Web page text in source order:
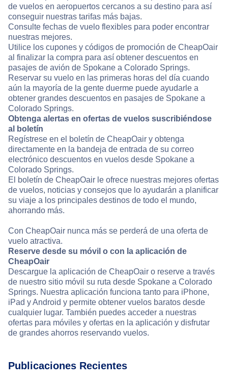
de vuelos en aeropuertos cercanos a su destino para así
conseguir nuestras tarifas más bajas.
Consulte fechas de vuelo flexibles para poder encontrar
nuestras mejores.
Utilice los cupones y códigos de promoción de CheapOair
al finalizar la compra para así obtener descuentos en
pasajes de avión de Spokane a Colorado Springs.
Reservar su vuelo en las primeras horas del día cuando
aún la mayoría de la gente duerme puede ayudarle a
obtener grandes descuentos en pasajes de Spokane a
Colorado Springs.
Obtenga alertas en ofertas de vuelos suscribiéndose
al boletín
Regístrese en el boletín de CheapOair y obtenga
directamente en la bandeja de entrada de su correo
electrónico descuentos en vuelos desde Spokane a
Colorado Springs.
El boletín de CheapOair le ofrece nuestras mejores ofertas
de vuelos, noticias y consejos que lo ayudarán a planificar
su viaje a los principales destinos de todo el mundo,
ahorrando más.
Con CheapOair nunca más se perderá de una oferta de
vuelo atractiva.
Reserve desde su móvil o con la aplicación de
CheapOair
Descargue la aplicación de CheapOair o reserve a través
de nuestro sitio móvil su ruta desde Spokane a Colorado
Springs. Nuestra aplicación funciona tanto para iPhone,
iPad y Android y permite obtener vuelos baratos desde
cualquier lugar. También puedes acceder a nuestras
ofertas para móviles y ofertas en la aplicación y disfrutar
de grandes ahorros reservando vuelos.
Publicaciones Recientes